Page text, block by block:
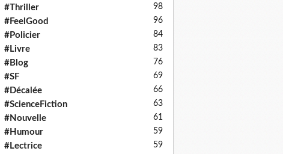
#Thriller 98
#FeelGood 96
#Policier 84
#Livre 83
#Blog 76
#SF 69
#Décalée 66
#ScienceFiction 63
#Nouvelle 61
#Humour 59
#Lectrice 59